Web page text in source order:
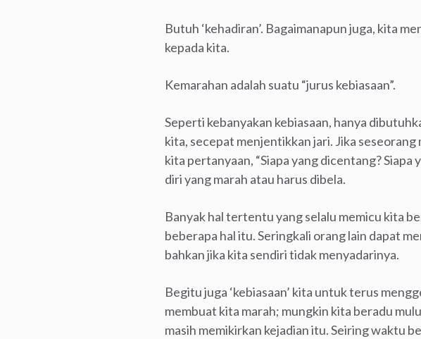
Butuh ‘kehadiran’. Bagaimanapun juga, kita
kepada kita.
Kemarahan adalah suatu “jurus kebiasaan”.
Seperti kebanyakan kebiasaan, hanya
kita, secepat menjentikkan jari. Jika
kita pertanyaan, “Siapa yang dicentang?
diri yang marah atau harus dibela.
Banyak hal tertentu yang selalu memicu kita
beberapa hal itu. Seringkali orang lain dapat
bahkan jika kita sendiri tidak menyadarinya.
Begitu juga ‘kebiasaan’ kita untuk terus
membuat kita marah; mungkin kita beradu
masih memikirkan kejadian itu. Seiring waktu